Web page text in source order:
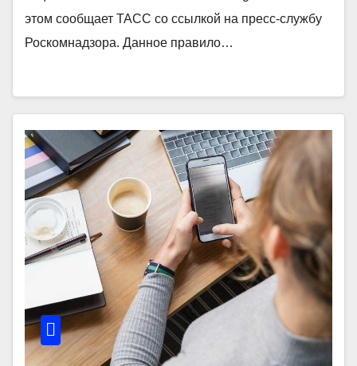
этом сообщает ТАСС со ссылкой на пресс-службу
Роскомнадзора. Данное правило…